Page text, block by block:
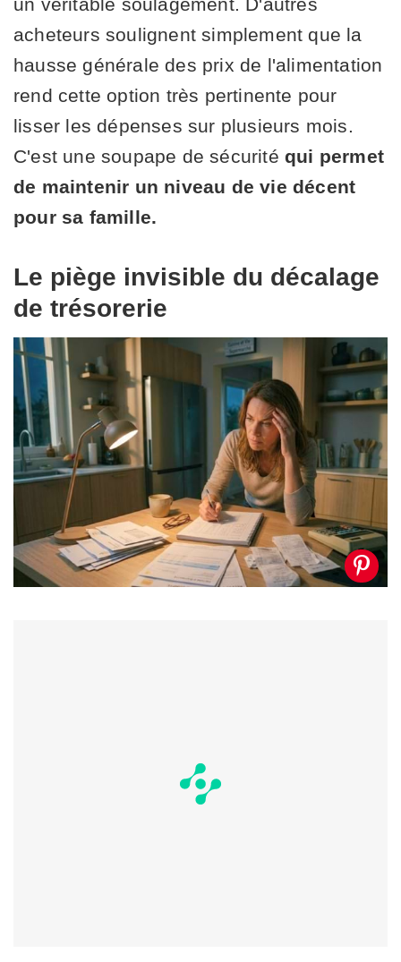
un véritable soulagement. D'autres
acheteurs soulignent simplement que la
hausse générale des prix de l'alimentation
rend cette option très pertinente pour
lisser les dépenses sur plusieurs mois.
C'est une soupape de sécuritéqui permet
de maintenir un niveau de vie décent
pour sa famille.
Le piège invisible du décalage
de trésorerie